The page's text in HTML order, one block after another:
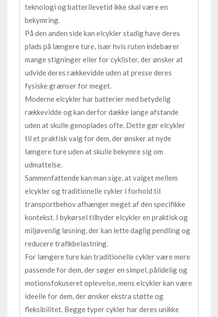
teknologi og batterilevetid ikke skal være en
bekymring.
På den anden side kan elcykler stadig have deres
plads på længere ture, især hvis ruten indebærer
mange stigninger eller for cyklister, der ønsker at
udvide deres rækkevidde uden at presse deres
fysiske grænser for meget.
Moderne elcykler har batterier med betydelig
rækkevidde og kan derfor dække lange afstande
uden at skulle genoplades ofte. Dette gør elcykler
til et praktisk valg for dem, der ønsker at nyde
længere ture uden at skulle bekymre sig om
udmattelse.
Sammenfattende kan man sige, at valget mellem
elcykler og traditionelle cykler i forhold til
transportbehov afhænger meget af den specifikke
kontekst. I bykørsel tilbyder elcykler en praktisk og
miljøvenlig løsning, der kan lette daglig pendling og
reducere trafikbelastning.
For længere ture kan traditionelle cykler være mere
passende for dem, der søger en simpel, pålidelig og
motionsfokuseret oplevelse, mens elcykler kan være
ideelle for dem, der ønsker ekstra støtte og
fleksibilitet. Begge typer cykler har deres unikke